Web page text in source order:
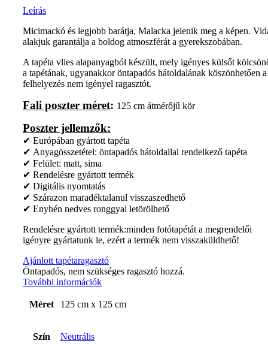
Leírás
Micimackó és legjobb barátja, Malacka jelenik meg a képen.
alakjuk garantálja a boldog atmoszférát a gyerekszobában.
A tapéta vlies alapanyagból készült, mely igényes külsőt
a tapétának, ugyanakkor öntapadós hátoldalának köszönhetően a
felhelyezés nem igényel ragasztót.
Fali poszter méret: 125 cm átmérőjű kör
Poszter jellemzők:
✔ Európában gyártott tapéta
✔ Anyagösszetétel: öntapadós hátoldallal rendelkező tapéta
✔ Felület: matt, sima
✔ Rendelésre gyártott termék
✔ Digitális nyomtatás
✔ Szárazon maradéktalanul visszaszedhető
✔ Enyhén nedves ronggyal letörölhető
Rendelésre gyártott termék:minden fotótapétát a megrendelői
igényre gyártatunk le, ezért a termék nem visszaküldhető!
Ajánlott tapétaragasztó
Öntapadós, nem szükséges ragasztó hozzá.
További információk
Méret 125 cm x 125 cm
Szín Neutrális